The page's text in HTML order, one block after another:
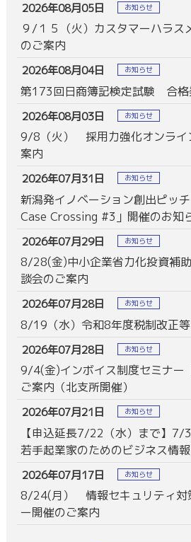
2026年08月05日 お知らせ
９/１５（火）カスタマーハラス
のご案内
2026年08月04日 お知らせ
第173回日商簿記検定試験 合格
2026年08月03日 お知らせ
9/8（火） 採用力強化オンライ
案内
2026年07月31日 お知らせ
新潟発イノベーション創出ピッ
Case Crossing #3」開催のお知
2026年07月29日 お知らせ
8/28(金)中小企業省力化投資補
談会のご案内
2026年07月28日 お知らせ
8/19（水）令和8年度税制改正
2026年07月28日 お知らせ
9/4(金)インボイス制度セミナー
ご案内（北支所開催）
2026年07月21日 お知らせ
【申込延長7/22（水）まで】7/
若手起業家のためのビジネス情
2026年07月17日 お知らせ
8/24(月） 情報セキュリティ対
ー開催のご案内